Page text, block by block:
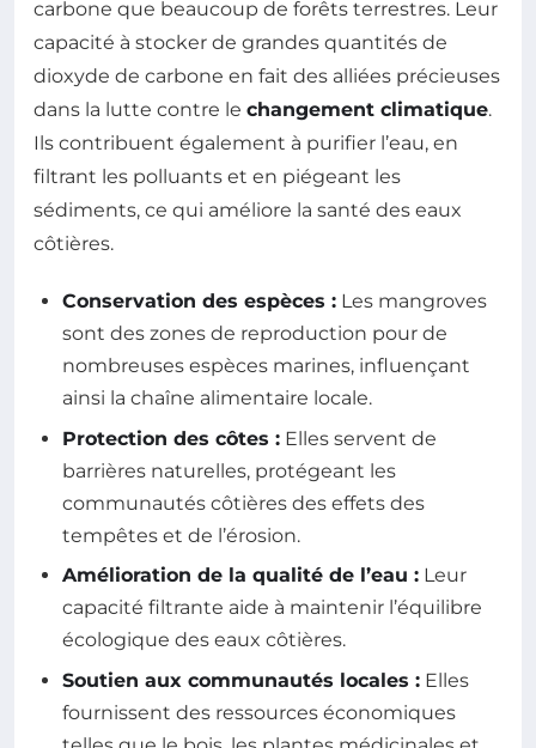
carbone que beaucoup de forêts terrestres. Leur
capacité à stocker de grandes quantités de
dioxyde de carbone en fait des alliées précieuses
dans la lutte contre le changement climatique.
Ils contribuent également à purifier l’eau, en
filtrant les polluants et en piégeant les
sédiments, ce qui améliore la santé des eaux
côtières.
Conservation des espèces : Les mangroves
sont des zones de reproduction pour de
nombreuses espèces marines, influençant
ainsi la chaîne alimentaire locale.
Protection des côtes : Elles servent de
barrières naturelles, protégeant les
communautés côtières des effets des
tempêtes et de l’érosion.
Amélioration de la qualité de l’eau : Leur
capacité filtrante aide à maintenir l’équilibre
écologique des eaux côtières.
Soutien aux communautés locales : Elles
fournissent des ressources économiques